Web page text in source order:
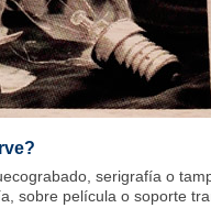
serigrafía o
sobre película o soporte